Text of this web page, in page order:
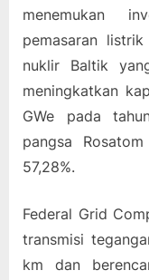
menemukan
pemasaran
nuklir Baltik
meningkatkan
GWe pada
pangsa
57,28%.
Federal Grid
transmisi
km dan